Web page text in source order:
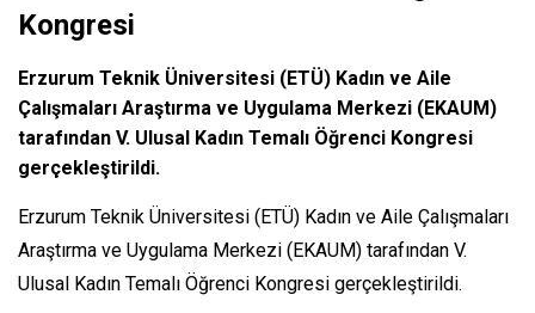
Kongresi
Erzurum Teknik Üniversitesi (ETÜ) Kadın ve Aile
Çalışmaları Araştırma ve Uygulama Merkezi (EKAUM)
tarafından V. Ulusal Kadın Temalı Öğrenci Kongresi
gerçekleştirildi.
Erzurum Teknik Üniversitesi (ETÜ) Kadın ve Aile Çalışmaları
Araştırma ve Uygulama Merkezi (EKAUM) tarafından V.
Ulusal Kadın Temalı Öğrenci Kongresi gerçekleştirildi.